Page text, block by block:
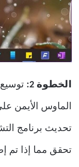
الخطوة 2:
الماوس الأيمن
تحديث برنامج
تحقق مما إذا تم